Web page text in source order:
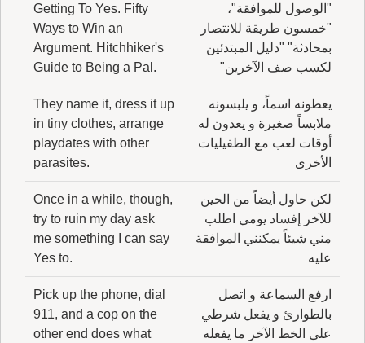
"الوصول للموافقة"،
"خمسون طريقة للانتصار
بمحادثة" "دليل المبتدئين
لكسب صف الآخرين"
Getting To Yes. Fifty
Ways to Win an
Argument. Hitchhiker's
Guide to Being a Pal.
يعطونه اسماً، و يلبسونه
ملابساً صغيرة و يعدون له
أوقات لعب مع الطفيليات
الأخرى
They name it, dress it up
in tiny clothes, arrange
playdates with other
parasites.
لكن حاول أيضاً من الحين
للآخر إفساد يومي اطلب
مني شيئاً يمكنني الموافقة
عليه
Once in a while, though,
try to ruin my day ask
me something I can say
Yes to.
ارفع السماعة و اتصل
بالطوارئ و يفعل شرطي
على الخط الآخر ما يفعله
Pick up the phone, dial
911, and a cop on the
other end does what